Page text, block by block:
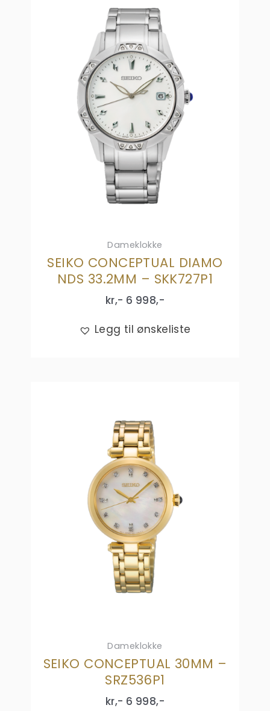
Dameklokke
SEIKO CONCEPTUAL DIAMO
NDS 33.2MM – SKK727P1
kr,- 6 998,-
Legg til ønskeliste
Dameklokke
SEIKO CONCEPTUAL 30MM –
SRZ536P1
kr,- 6 998,-